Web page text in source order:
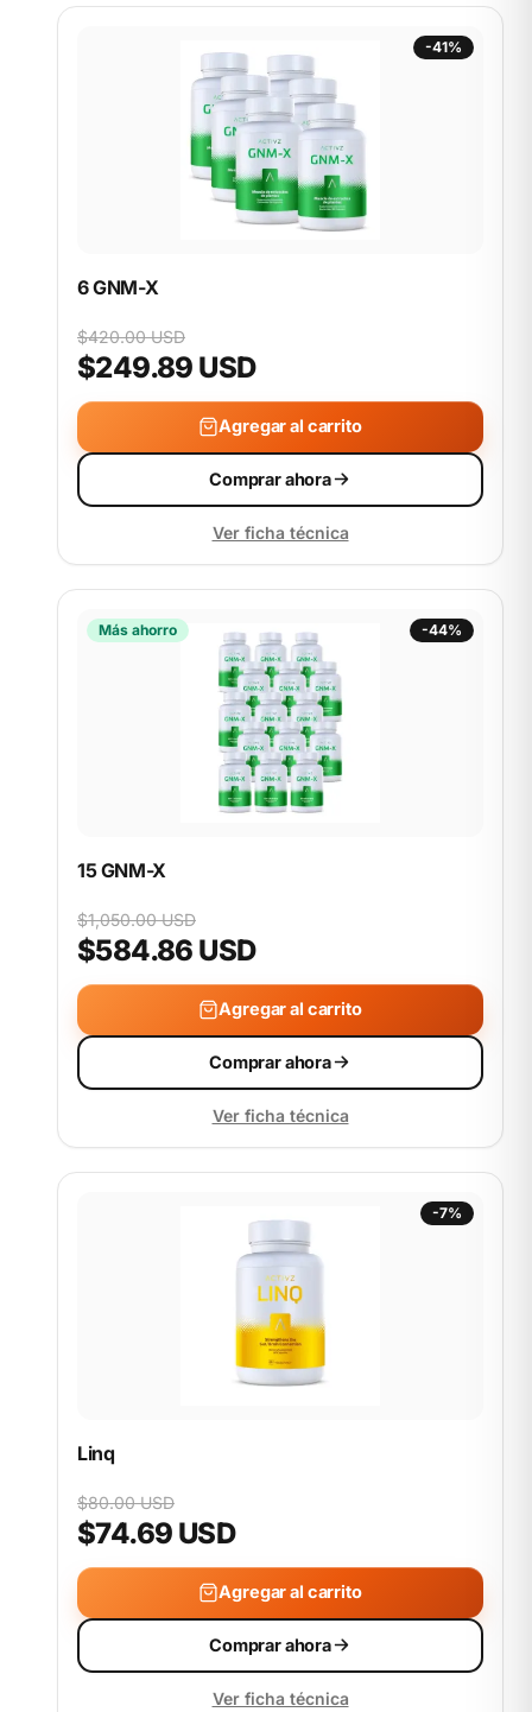
-41%
6 GNM-X
$420.00 USD
$249.89 USD
Agregar al carrito
Comprar ahora
Ver ficha técnica
Más ahorro -44%
15 GNM-X
$1,050.00 USD
$584.86 USD
Agregar al carrito
Comprar ahora
Ver ficha técnica
-7%
Linq
$80.00 USD
$74.69 USD
Agregar al carrito
Comprar ahora
Ver ficha técnica